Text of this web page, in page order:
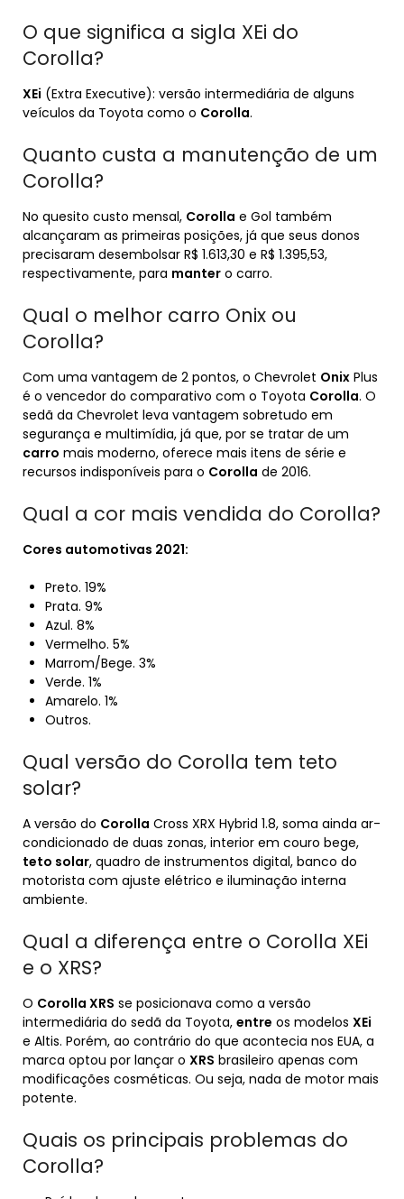
O que significa a sigla XEi do
Corolla?
XEi (Extra Executive): versão intermediária de alguns
veículos da Toyota como o Corolla.
Quanto custa a manutenção de um
Corolla?
No quesito custo mensal, Corolla e Gol também
alcançaram as primeiras posições, já que seus donos
precisaram desembolsar R$ 1.613,30 e R$ 1.395,53,
respectivamente, para manter o carro.
Qual o melhor carro Onix ou
Corolla?
Com uma vantagem de 2 pontos, o Chevrolet Onix Plus
é o vencedor do comparativo com o Toyota Corolla. O
sedã da Chevrolet leva vantagem sobretudo em
segurança e multimídia, já que, por se tratar de um
carro mais moderno, oferece mais itens de série e
recursos indisponíveis para o Corolla de 2016.
Qual a cor mais vendida do Corolla?
Cores automotivas 2021:
Preto. 19%
Prata. 9%
Azul. 8%
Vermelho. 5%
Marrom/Bege. 3%
Verde. 1%
Amarelo. 1%
Outros.
Qual versão do Corolla tem teto
solar?
A versão do Corolla Cross XRX Hybrid 1.8, soma ainda ar-
condicionado de duas zonas, interior em couro bege,
teto solar, quadro de instrumentos digital, banco do
motorista com ajuste elétrico e iluminação interna
ambiente.
Qual a diferença entre o Corolla XEi
e o XRS?
O Corolla XRS se posicionava como a versão
intermediária do sedã da Toyota, entre os modelos XEi
e Altis. Porém, ao contrário do que acontecia nos EUA, a
marca optou por lançar o XRS brasileiro apenas com
modificações cosméticas. Ou seja, nada de motor mais
potente.
Quais os principais problemas do
Corolla?